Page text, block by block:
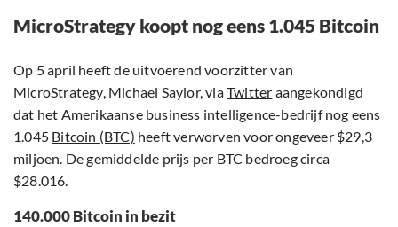
MicroStrategy koopt nog eens 1.045 Bitcoin
Op 5 april heeft de uitvoerend voorzitter van
MicroStrategy, Michael Saylor, viaTwitter aangekondigd
dat het Amerikaanse business intelligence-bedrijf nog eens
1.045 Bitcoin (BTC) heeft verworven voor ongeveer $29,3
miljoen. De gemiddelde prijs per BTC bedroeg circa
$28.016.
140.000 Bitcoin in bezit